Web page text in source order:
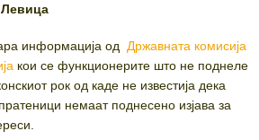
информација од Државната комисија
кои се функционерите што не поднеле
рок од каде не известија дека
немаат поднесено изјава за